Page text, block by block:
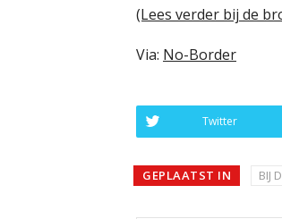
(Lees verder bij de
Via: No-Border
Twitter
GEPLAATST IN BIJ